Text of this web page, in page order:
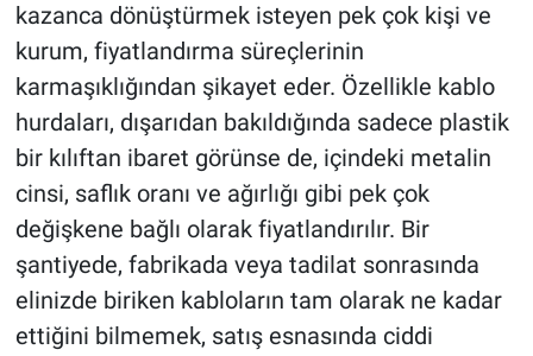
kazanca dönüştürmek isteyen pek çok kişi ve
kurum, fiyatlandırma süreçlerinin
karmaşıklığından şikayet eder. Özellikle kablo
hurdaları, dışarıdan bakıldığında sadece plastik
bir kılıftan ibaret görünse de, içindeki metalin
cinsi, saflık oranı ve ağırlığı gibi pek çok
değişkene bağlı olarak fiyatlandırılır. Bir
şantiyede, fabrikada veya tadilat sonrasında
elinizde biriken kabloların tam olarak ne kadar
ettiğini bilmemek, satış esnasında ciddi
Magazin
Bilim ve Teknoloji